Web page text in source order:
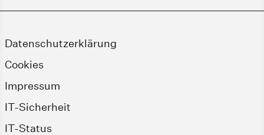
Datenschutzerklärung
Cookies
Impressum
IT-Sicherheit
IT-Status